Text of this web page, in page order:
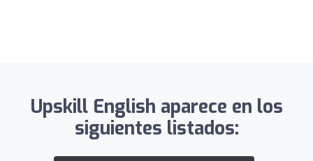
Upskill English aparece en los
siguientes listados: